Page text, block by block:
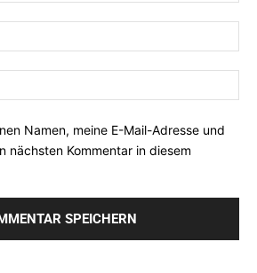
Namen, meine E-Mail-Adresse und
nächsten Kommentar in diesem